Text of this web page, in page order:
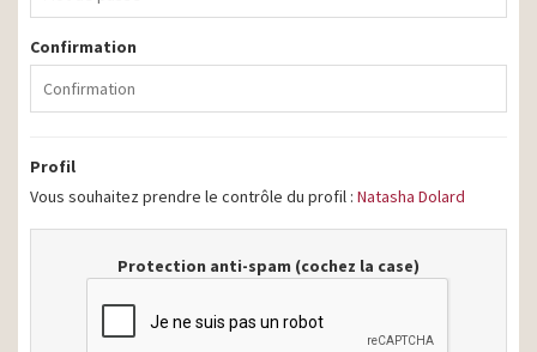
Confirmation
Profil
Vous souhaitez prendre le contrôle du profil : Natasha Dolard
Protection anti-spam (cochez la case)